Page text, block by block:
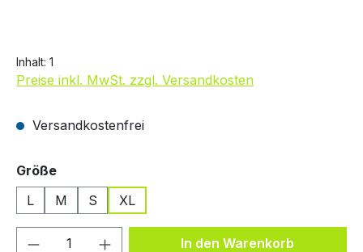
Inhalt: 1
Preise inkl. MwSt. zzgl. Versandkosten
Versandkostenfrei
Größeauswählen
L
M S XL
Produkt Anzahl: Gib denIn den Warenkorb